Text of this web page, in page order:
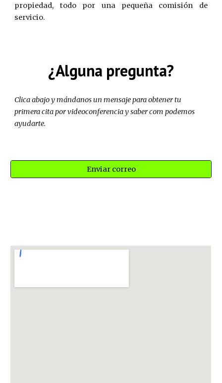
propiedad, todo por una pequeña comisión de
servicio.
¿Alguna pregunta?
Clica abajo y mándanos un mensaje para obtener tu
primera cita por videoconferencia y saber com podemos
ayudarte.
Enviar correo